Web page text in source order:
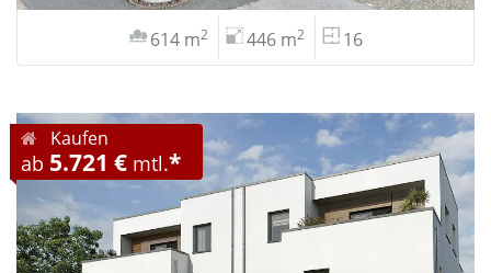
614 m2 446 m2 16
Kaufen
ab 5.721 € mtl.*